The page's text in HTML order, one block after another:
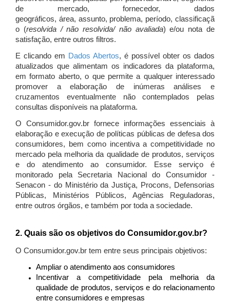
de mercado, fornecedor, dados
geográficos, área, assunto, problema, período, classificaçã
o (resolvida / não resolvida/ não avaliada) e/ou nota de
satisfação, entre outros filtros.
E clicando em Dados Abertos, é possível obter os dados
atualizados que alimentam os indicadores da plataforma,
em formato aberto, o que permite a qualquer interessado
promover a elaboração de inúmeras análises e
cruzamentos eventualmente não contemplados pelas
consultas disponíveis na plataforma.
O Consumidor.gov.br fornece informações essenciais à
elaboração e execução de políticas públicas de defesa dos
consumidores, bem como incentiva a competitividade no
mercado pela melhoria da qualidade de produtos, serviços
e do atendimento ao consumidor. Esse serviço é
monitorado pela Secretaria Nacional do Consumidor -
Senacon - do Ministério da Justiça, Procons, Defensorias
Públicas, Ministérios Públicos, Agências Reguladoras,
entre outros órgãos, e também por toda a sociedade.
2. Quais são os objetivos do Consumidor.gov.br?
O Consumidor.gov.br tem entre seus principais objetivos:
Ampliar o atendimento aos consumidores
Incentivar a competitividade pela melhoria da
qualidade de produtos, serviços e do relacionamento
entre consumidores e empresas